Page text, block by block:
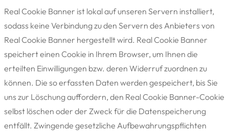
Real Cookie Banner ist lokal auf unseren Servern installiert,
sodass keine Verbindung zu den Servern des Anbieters von
Real Cookie Banner hergestellt wird. Real Cookie Banner
speichert einen Cookie in Ihrem Browser, um Ihnen die
erteilten Einwilligungen bzw. deren Widerruf zuordnen zu
können. Die so erfassten Daten werden gespeichert, bis Sie
uns zur Löschung auffordern, den Real Cookie Banner-Cookie
selbst löschen oder der Zweck für die Datenspeicherung
entfällt. Zwingende gesetzliche Aufbewahrungspflichten